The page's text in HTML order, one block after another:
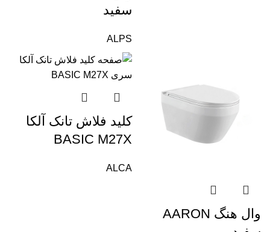
سفید
ALPS
وال هنگ AARON
کلید فلاش تانک آلکا
BASIC M27X
ALCA